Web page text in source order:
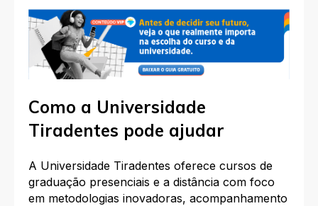
Como a Universidade
Tiradentes pode ajudar
A Universidade Tiradentes oferece cursos de
graduação presenciais e a distância com foco
em metodologias inovadoras, acompanhamento